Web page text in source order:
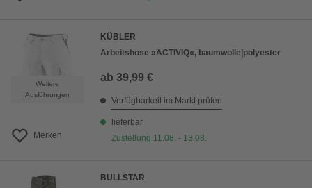
Weitere
Ausführungen
Merken
KÜBLER
Arbeitshose »ACTIVIQ«, baumwolle|polyester
ab 39,99 €
Verfügbarkeit im Markt prüfen
lieferbar
Zustellung 11.08. - 13.08.
BULLSTAR